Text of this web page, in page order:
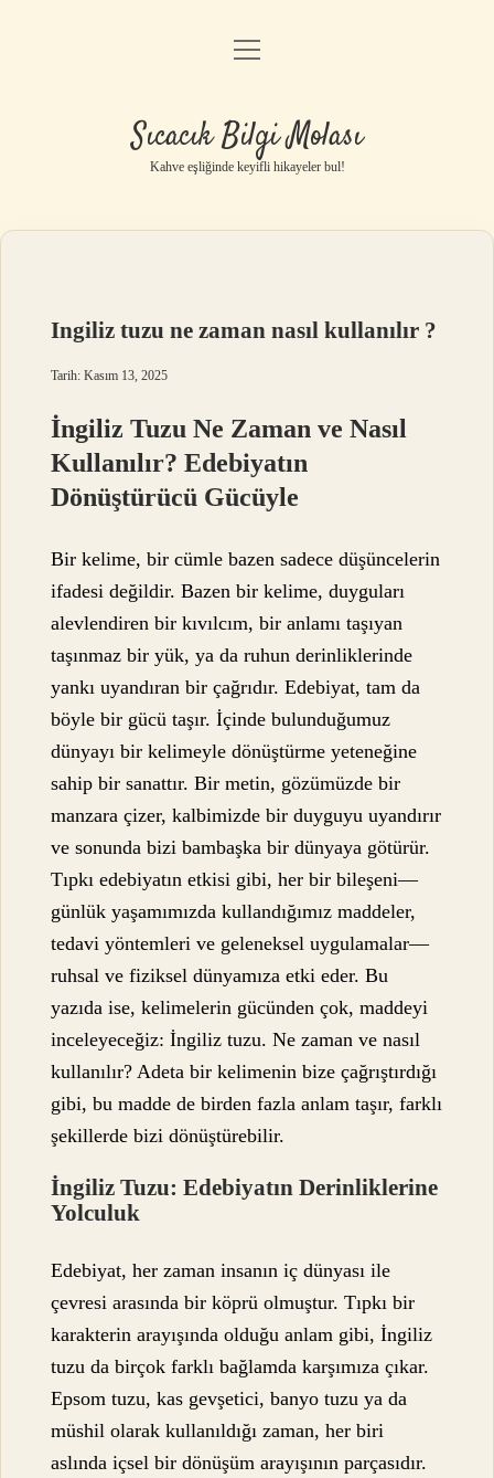
Anasayfa
Yasal Uyarı
menüyü
Sıcacık Bilgi Molası
Kahve eşliğinde keyifli hikayeler bul!
Ingiliz tuzu ne zaman nasıl kullanılır ?
Tarih: Kasım 13, 2025
İngiliz Tuzu Ne Zaman ve Nasıl
Kullanılır? Edebiyatın
Dönüştürücü Gücüyle
Bir kelime, bir cümle bazen sadece düşüncelerin
ifadesi değildir. Bazen bir kelime, duyguları
alevlendiren bir kıvılcım, bir anlamı taşıyan
taşınmaz bir yük, ya da ruhun derinliklerinde
yankı uyandıran bir çağrıdır. Edebiyat, tam da
böyle bir gücü taşır. İçinde bulunduğumuz
dünyayı bir kelimeyle dönüştürme yeteneğine
sahip bir sanattır. Bir metin, gözümüzde bir
manzara çizer, kalbimizde bir duyguyu uyandırır
ve sonunda bizi bambaşka bir dünyaya götürür.
Tıpkı edebiyatın etkisi gibi, her bir bileşeni—
günlük yaşamımızda kullandığımız maddeler,
tedavi yöntemleri ve geleneksel uygulamalar—
ruhsal ve fiziksel dünyamıza etki eder. Bu
yazıda ise, kelimelerin gücünden çok, maddeyi
inceleyeceğiz: İngiliz tuzu. Ne zaman ve nasıl
kullanılır? Adeta bir kelimenin bize çağrıştırdığı
gibi, bu madde de birden fazla anlam taşır, farklı
şekillerde bizi dönüştürebilir.
İngiliz Tuzu: Edebiyatın Derinliklerine
Yolculuk
Edebiyat, her zaman insanın iç dünyası ile
çevresi arasında bir köprü olmuştur. Tıpkı bir
karakterin arayışında olduğu anlam gibi, İngiliz
tuzu da birçok farklı bağlamda karşımıza çıkar.
Epsom tuzu, kas gevşetici, banyo tuzu ya da
müshil olarak kullanıldığı zaman, her biri
aslında içsel bir dönüşüm arayışının parçasıdır.